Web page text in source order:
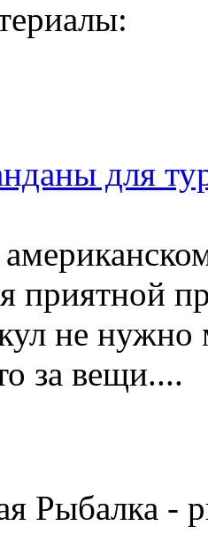
для
приятной
не
за вещи....
Рыбалка -